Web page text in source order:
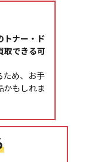
トナー・ド
取できる可
ため、お手
かもしれま